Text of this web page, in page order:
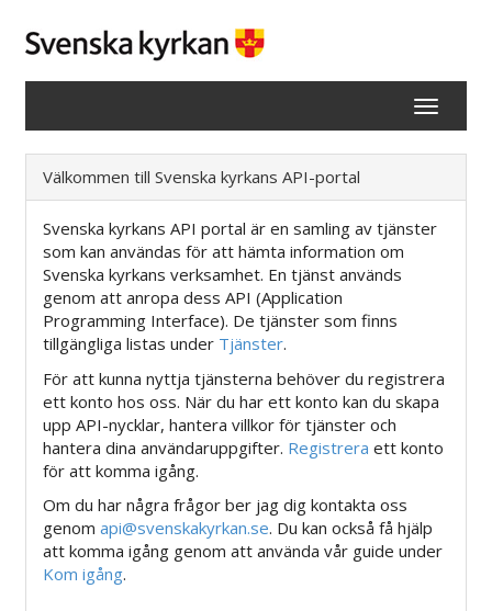
Visa
navigation
Välkommen till Svenska kyrkans API-portal
Svenska kyrkans API portal är en samling av tjänster
som kan användas för att hämta information om
Svenska kyrkans verksamhet. En tjänst används
genom att anropa dess API (Application
Programming Interface). De tjänster som finns
tillgängliga listas under Tjänster.
För att kunna nyttja tjänsterna behöver du registrera
ett konto hos oss. När du har ett konto kan du skapa
upp API-nycklar, hantera villkor för tjänster och
hantera dina användaruppgifter. Registrera ett konto
för att komma igång.
Om du har några frågor ber jag dig kontakta oss
genom api@svenskakyrkan.se. Du kan också få hjälp
att komma igång genom att använda vår guide under
Kom igång.